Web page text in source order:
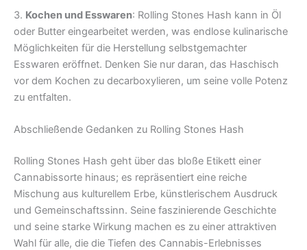
3. Kochen und Esswaren: Rolling Stones Hash kann in Öl
oder Butter eingearbeitet werden, was endlose kulinarische
Möglichkeiten für die Herstellung selbstgemachter
Esswaren eröffnet. Denken Sie nur daran, das Haschisch
vor dem Kochen zu decarboxylieren, um seine volle Potenz
zu entfalten.
Abschließende Gedanken zu Rolling Stones Hash
Rolling Stones Hash geht über das bloße Etikett einer
Cannabissorte hinaus; es repräsentiert eine reiche
Mischung aus kulturellem Erbe, künstlerischem Ausdruck
und Gemeinschaftssinn. Seine faszinierende Geschichte
und seine starke Wirkung machen es zu einer attraktiven
Wahl für alle, die die Tiefen des Cannabis-Erlebnisses